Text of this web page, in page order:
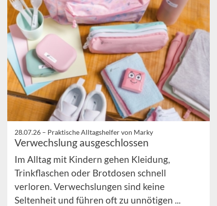
28.07.26 – Praktische Alltagshelfer von Marky
Verwechslung ausgeschlossen
Im Alltag mit Kindern gehen Kleidung,
Trinkflaschen oder Brotdosen schnell
verloren. Verwechslungen sind keine
Seltenheit und führen oft zu unnötigen ...